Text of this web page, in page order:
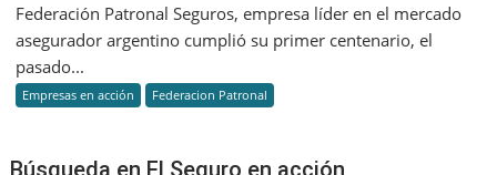
Higiene
los
100
de
Federación Patronal Seguros, empresa líder en el mercado
asegurador argentino cumplió su primer centenario, el
pasado...
Empresas en acción Federacion Patronal
Búsqueda en El Seguro en acción